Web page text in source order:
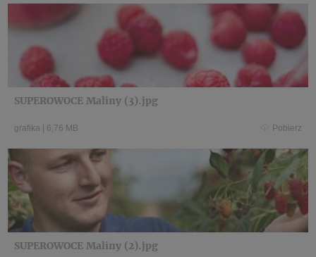
SUPEROWOCE Maliny (3).jpg
grafika | 6,76 MB Pobierz
SUPEROWOCE Maliny (2).jpg